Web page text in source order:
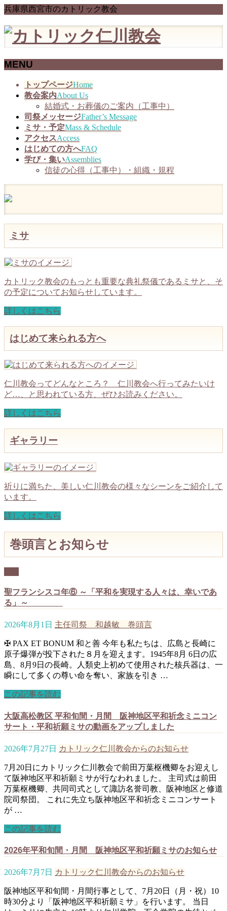
兵庫県西宮市のカトリック教会
MENU
トップページHome
教会案内About Us
結婚式・お葬儀のご案内（工事中）
司祭メッセージFather’s Message
ミサ・予定Mass & Schedule
アクセスAccess
はじめての方へFAQ
学び・集いAssemblies
信徒の心得（工事中）・組織・規程
ミサ
カトリック教会のもっとも重要な典礼祭儀であるミサと、そ
の予定についてお知らせしています。
詳しくはこちら
はじめて来られる方へ
仁川教会ってどんなところ？ 仁川教会へ行ってみたいけ
ど…、と思われている方、ぜひお読みください。
詳しくはこちら
ギャラリー
祈りに満ちた、美しい仁川教会の様々なシーンをご紹介して
います。
詳しくはこちら
巻頭言とお知らせ
聖フランシスコ年⑥ ～「平和を実現する人々は、幸いであ
る」～
2026年8月1日 主任司祭 和越敏 巻頭言
✠ PAX ET BONUM 和と善 今年も私たちは、広島と長崎に
原子爆弾が投下された８月を迎えます。1945年8月 6日の広
島、8月9日の長崎。人類史上初めて使用された核兵器は、一
瞬にして多くの尊い命を奪い、家族を引き …
この記事を読む
大阪高松教区 平和旬間・月間 阪神地区平和祈念ミニコン
サート・平和祈願ミサの動画をアップしました
2026年7月27日 カトリック仁川教会からのお知らせ
7月20日にカトリック仁川教会で前田万葉枢機卿をお迎えし
て阪神地区平和祈願ミサが行なわれました。 主司式は前田
万葉枢機卿、共同司式として諏訪名誉司教、阪神地区と修道
院司祭団。 これに先立ち阪神地区平和祈念ミニコンサート
が …
この記事を読む
2026年平和旬間・月間 阪神地区平和祈願ミサのお知らせ
2026年7月7日 カトリック仁川教会からのお知らせ
阪神地区平和旬間・月間行事として、7月20日（月・祝）10
時30分より「阪神地区平和祈願ミサ」を行います。 当日